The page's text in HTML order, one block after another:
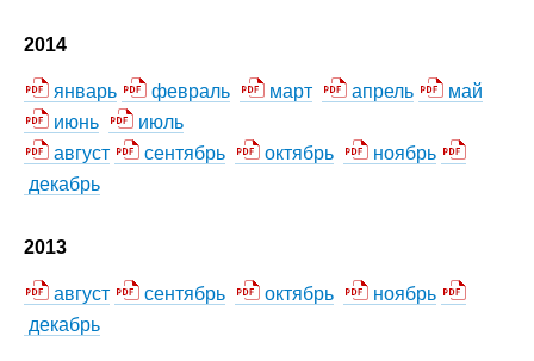
2014
январь февраль март апрель
май
июнь
июль
август
сентябрь октябрь
ноябрь
декабрь
2013
август сентябрь октябрь
ноябрь
декабрь